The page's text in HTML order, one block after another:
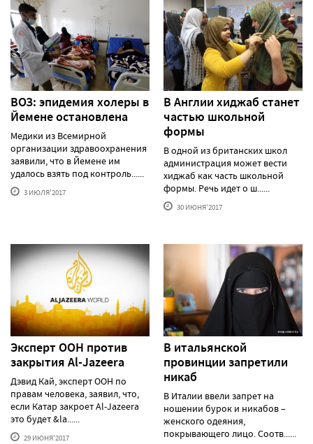
ВОЗ: эпидемия холеры в
Йемене остановлена
Медики из Всемирной
организации здравоохранения
заявили, что в Йемене им
удалось взять под контроль......
3 ИЮЛЯ'2017
В Англии хиджаб станет
частью школьной
формы
В одной из британских школ
администрация может вести
хиджаб как часть школьной
формы. Речь идет о ш......
30 ИЮНЯ'2017
Эксперт ООН против
закрытия Al-Jazeera
Дэвид Кай, эксперт ООН по
правам человека, заявил, что,
если Катар закроет Al-Jazeera
это будет &la......
29 ИЮНЯ'2017
В итальянской
провинции запретили
никаб
В Италии ввели запрет на
ношении бурок и никабов –
женского одеяния,
покрывающего лицо. Соотв......